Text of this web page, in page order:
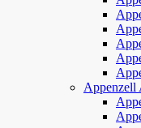
Appenzell